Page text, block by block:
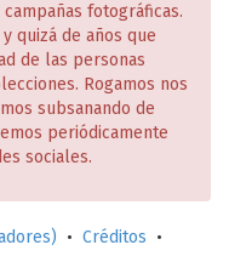
fotográficas.
quizá de años que
de las personas
Rogamos nos
subsanando de
periódicamente
sociales.
• Créditos •